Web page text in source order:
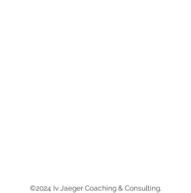
©2024 Iv Jaeger Coaching & Consulting.